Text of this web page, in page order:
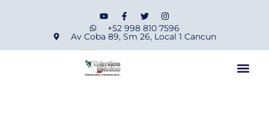
+52 998 810 7596
Av Coba 89, Sm 26, Local 1 Cancun